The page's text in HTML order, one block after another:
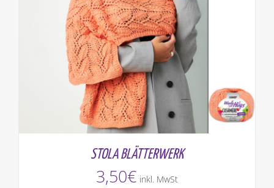
STOLA BLÄTTERWERK
3,50€ inkl. MwSt